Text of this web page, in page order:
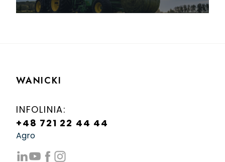
WANICKI
INFOLINIA:
+48 721 22 44 44
Agro